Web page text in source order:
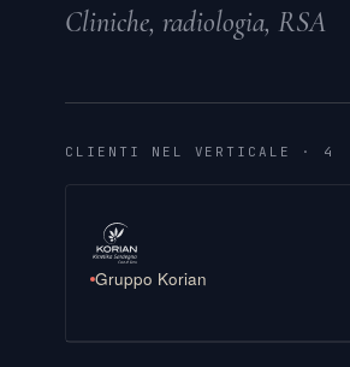
Cliniche, radiologia, RSA
CLIENTI NEL VERTICALE · 4
Gruppo Korian